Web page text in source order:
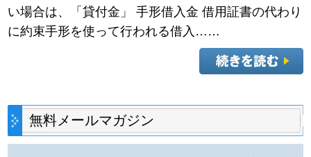
い場合は、「貸付金」 手形借入金 借用証書の代わり
に約束手形を使って行われる借入……
無料メールマガジン